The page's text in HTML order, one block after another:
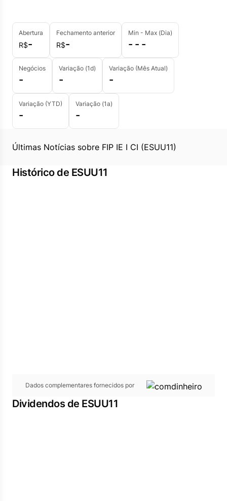
Abertura
R$-
Fechamento anterior
R$-
Min - Max (Dia)
- - -
Negócios
-
Variação (1d)
-
Variação (Mês Atual)
-
Variação (YTD)
-
Variação (1a)
-
Últimas Notícias sobre FIP IE I CI (ESUU11)
Histórico de ESUU11
Dados complementares fornecidos por
Dividendos de ESUU11